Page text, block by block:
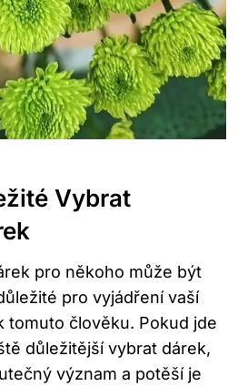
Vybrat
pro někoho může být
pro vyjádření vaší
tomuto člověku. Pokud jde
důležitější vybrat dárek,
význam a potěší je